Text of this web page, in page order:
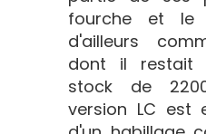
fourche et le
d'ailleurs
dont il restait
stock de
version LC est